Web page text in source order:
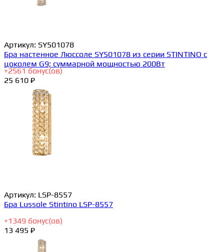
Артикул: SY501078
Бра настенное Люссоле SY501078 из серии STINTINO с
цоколем G9; суммарной мощностью 200Вт
+2561 бонус(ов)
25 610 ₽
Артикул: LSP-8557
Бра Lussole Stintino LSP-8557
+1349 бонус(ов)
13 495 ₽